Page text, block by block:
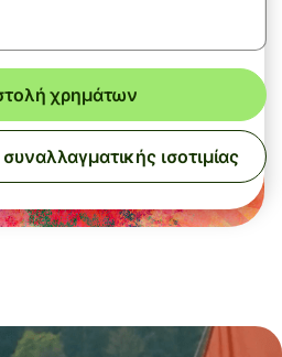
χρημάτων
ισοτιμίας